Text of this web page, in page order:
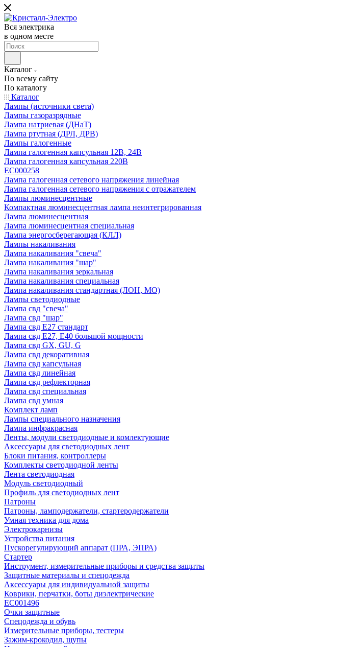
Вся электрика
в одном месте
Каталог
По всему сайту
По каталогу
Каталог
Лампы (источники света)
Лампы газоразрядные
Лампа натриевая (ДНаТ)
Лампа ртутная (ДРЛ, ДРВ)
Лампы галогенные
Лампа галогенная капсульная 12В, 24В
Лампа галогенная капсульная 220В
EC000258
Лампа галогенная сетевого напряжения линейная
Лампа галогенная сетевого напряжения с отражателем
Лампы люминесцентные
Компактная люминесцентная лампа неинтегрированная
Лампа люминесцентная
Лампа люминесцентная специальная
Лампа энергосберегающая (КЛЛ)
Лампы накаливания
Лампа накаливания "свеча"
Лампа накаливания "шар"
Лампа накаливания зеркальная
Лампа накаливания специальная
Лампа накаливания стандартная (ЛОН, МО)
Лампы светодиодные
Лампа свд "свеча"
Лампа свд "шар"
Лампа свд E27 стандарт
Лампа свд E27, Е40 большой мощности
Лампа свд GX, GU, G
Лампа свд декоративная
Лампа свд капсульная
Лампа свд линейная
Лампа свд рефлекторная
Лампа свд специальная
Лампа свд умная
Комплект ламп
Лампы специального назначения
Лампа инфракрасная
Ленты, модули светодиодные и комлектующие
Аксессуары для светодиодных лент
Блоки питания, контроллеры
Комплекты светодиодной ленты
Лента светодиодная
Модуль светодиодный
Профиль для светодиодных лент
Патроны
Патроны, ламподержатели, стартеродержатели
Умная техника для дома
Электрокарнизы
Устройства питания
Пускорегулирующий аппарат (ПРА, ЭПРА)
Стартер
Инструмент, измерительные приборы и средства защиты
Защитные материалы и спецодежда
Аксессуары для индивидуальной защиты
Коврики, перчатки, боты диэлектрические
EC001496
Очки защитные
Спецодежда и обувь
Измерительные приборы, тестеры
Зажим-крокодил, щупы